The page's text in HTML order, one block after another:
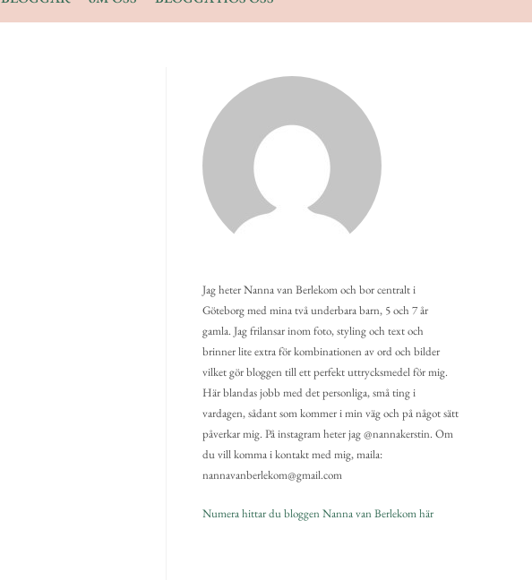
Jag heter Nanna van Berlekom och bor centralt i
Göteborg med mina två underbara barn, 5 och 7 år
gamla. Jag frilansar inom foto, styling och text och
brinner lite extra för kombinationen av ord och bilder
vilket gör bloggen till ett perfekt uttrycksmedel för mig.
Här blandas jobb med det personliga, små ting i
vardagen, sådant som kommer i min väg och på något sätt
påverkar mig. På instagram heter jag @nannakerstin. Om
du vill komma i kontakt med mig, maila:
nannavanberlekom@gmail.com
Numera hittar du bloggen Nanna van Berlekom här